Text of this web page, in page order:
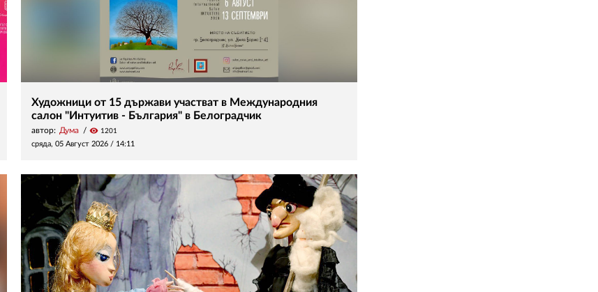
Художници от 15 държави участват в Международния
салон "Интуитив - България" в Белоградчик
автор: Дума visibility 1201
сряда, 05 Август 2026 / 14:11